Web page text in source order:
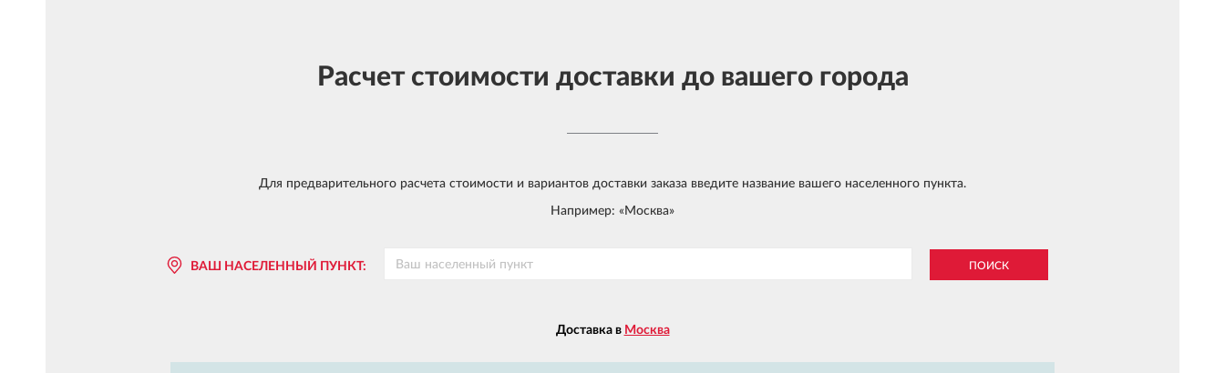
Расчет стоимости доставки до вашего города
Для предварительного расчета стоимости и вариантов доставки заказа введите название вашего населенного пункта.
Например: «Москва»
ВАШ НАСЕЛЕННЫЙ ПУНКТ: ПОИСК
Доставка в Москва